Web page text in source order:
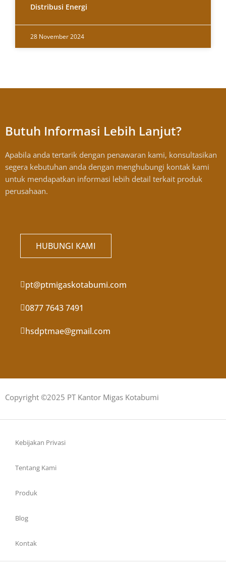
Distribusi Energi
28 November 2024
Butuh Informasi Lebih Lanjut?
Apabila anda tertarik dengan penawaran kami, konsultasikan
segera kebutuhan anda dengan menghubungi kontak kami
untuk mendapatkan informasi lebih detail terkait produk
perusahaan.
HUBUNGI KAMI
pt@ptmigaskotabumi.com
0877 7643 7491
hsdptmae@gmail.com
Copyright ©2025 PT Kantor Migas Kotabumi
Kebijakan Privasi
Tentang Kami
Produk
Blog
Kontak